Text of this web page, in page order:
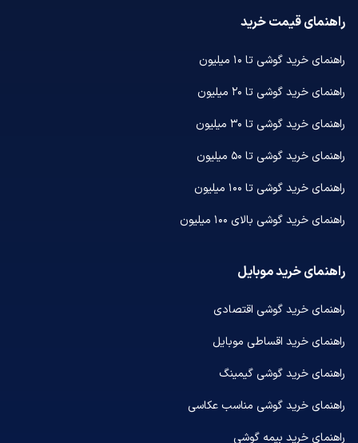
راهنمای قیمت خرید
راهنمای خرید گوشی تا ۱۰ میلیون
راهنمای خرید گوشی تا ۲۰ میلیون
راهنمای خرید گوشی تا ۳۰ میلیون
راهنمای خرید گوشی تا ۵۰ میلیون
راهنمای خرید گوشی تا ۱۰۰ میلیون
راهنمای خرید گوشی بالای ۱۰۰ میلیون
راهنمای خرید موبایل
راهنمای خرید گوشی اقتصادی
راهنمای خرید اقساطی موبایل
راهنمای خرید گوشی گیمینگ
راهنمای خرید گوشی مناسب عکاسی
راهنمای خرید بیمه گوشی